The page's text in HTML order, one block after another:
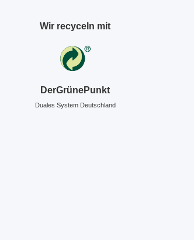
Wir recyceln mit
DerGrünePunkt
Duales System Deutschland